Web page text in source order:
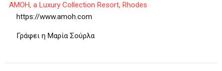
AMOH, a Luxury Collection Resort, Rhodes
https://www.amoh.com
Γράφει η Μαρία Σούρλα